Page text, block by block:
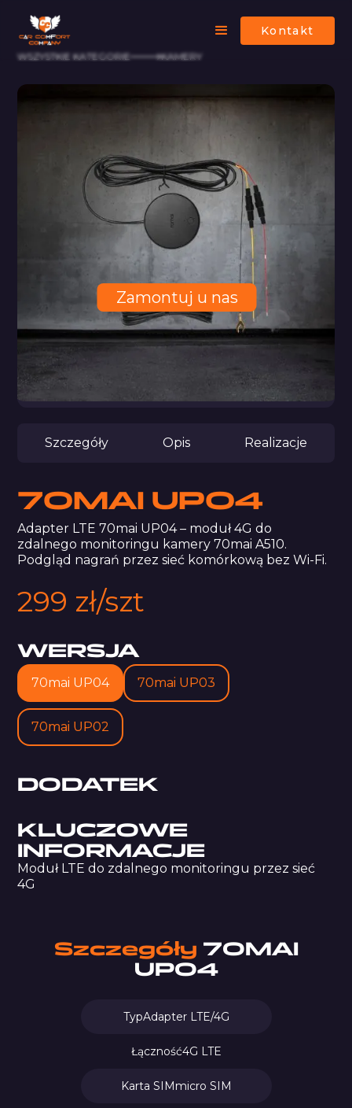
Kontakt
WSZYSTKIE KATEGORIE KAMERY
Zamontuj u nas
Szczegóły Opis Realizacje
70MAI UP04
Adapter LTE 70mai UP04 – moduł 4G do
zdalnego monitoringu kamery 70mai A510.
Podgląd nagrań przez sieć komórkową bez Wi-Fi.
299 zł/szt
WERSJA
70mai UP04 70mai UP03
70mai UP02
DODATEK
KLUCZOWE
INFORMACJE
Moduł LTE do zdalnego monitoringu przez sieć
4G
Szczegóły 70MAI
UP04
TypAdapter LTE/4G
Łączność4G LTE
Karta SIMmicro SIM